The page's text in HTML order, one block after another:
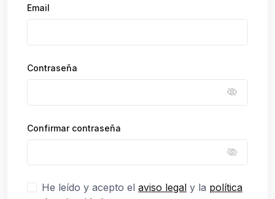
Email
Contraseña
Confirmar contraseña
He leído y acepto el aviso legal y la política